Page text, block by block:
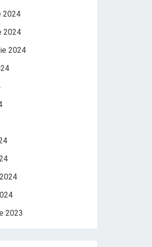
2024
2024
2024
2023